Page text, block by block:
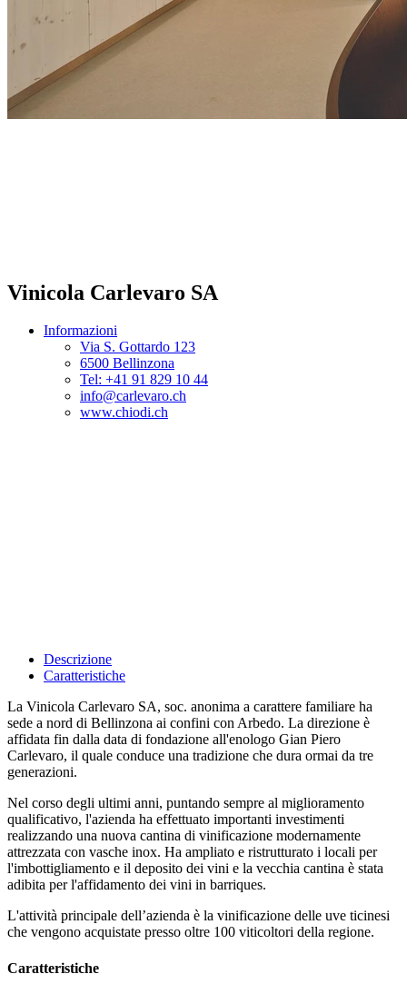
Vinicola Carlevaro SA
Informazioni
Via S. Gottardo 123
6500 Bellinzona
Tel: +41 91 829 10 44
info@carlevaro.ch
www.chiodi.ch
Descrizione
Caratteristiche
La Vinicola Carlevaro SA, soc. anonima a carattere familiare ha
sede a nord di Bellinzona ai confini con Arbedo. La direzione è
affidata fin dalla data di fondazione all'enologo Gian Piero
Carlevaro, il quale conduce una tradizione che dura ormai da tre
generazioni.
Nel corso degli ultimi anni, puntando sempre al miglioramento
qualificativo, l'azienda ha effettuato importanti investimenti
realizzando una nuova cantina di vinificazione modernamente
attrezzata con vasche inox. Ha ampliato e ristrutturato i locali per
l'imbottigliamento e il deposito dei vini e la vecchia cantina è stata
adibita per l'affidamento dei vini in barriques.
L'attività principale dell’azienda è la vinificazione delle uve ticinesi
che vengono acquistate presso oltre 100 viticoltori della regione.
Caratteristiche